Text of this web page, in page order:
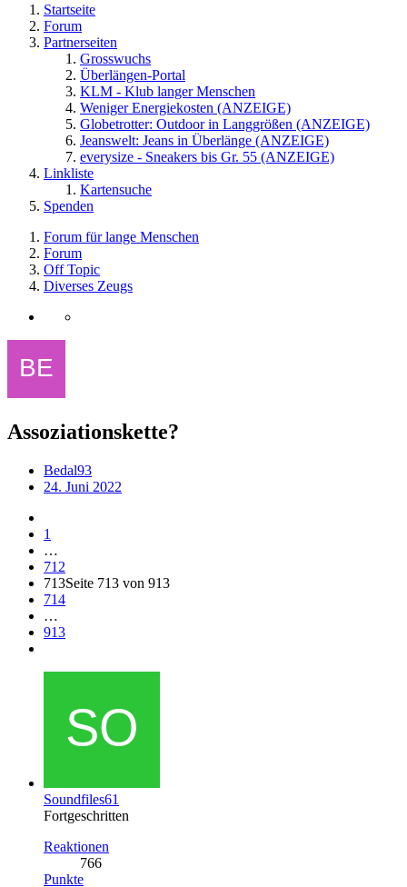
Startseite
Forum
Partnerseiten
Grosswuchs
Überlängen-Portal
KLM - Klub langer Menschen
Weniger Energiekosten (ANZEIGE)
Globetrotter: Outdoor in Langgrößen (ANZEIGE)
Jeanswelt: Jeans in Überlänge (ANZEIGE)
everysize - Sneakers bis Gr. 55 (ANZEIGE)
Linkliste
Kartensuche
Spenden
Forum für lange Menschen
Forum
Off Topic
Diverses Zeugs
Assoziationskette?
Bedal93
24. Juni 2022
1
…
712
713Seite 713 von 913
714
…
913
Soundfiles61
Fortgeschritten
Reaktionen
766
Punkte